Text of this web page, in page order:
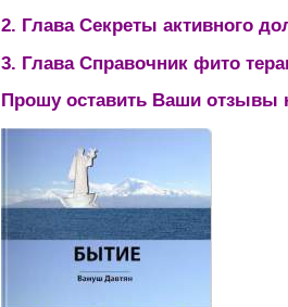
2. Глава Секреты активного
3. Глава Справочник фито
Прошу оставить Ваши отзывы